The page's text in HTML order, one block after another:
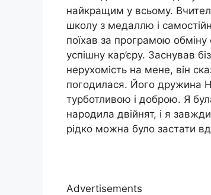
найкращим у всьому.
школу з медаллю і
поїхав за програмою
успішну кар’єру. Заснував
нерухомість на мене, він
погодилася. Його дружина
турботливою і доброю. Я
народила двійнят, і я
рідко можна було застати
Advertisements